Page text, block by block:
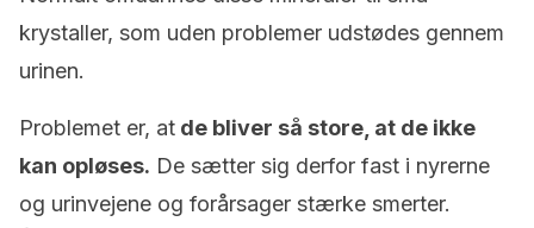
krystaller, som uden problemer udstødes gennem
urinen.
Problemet er, at de bliver så store, at de ikke
kan opløses. De sætter sig derfor fast i nyrerne
og urinvejene og forårsager stærke smerter.